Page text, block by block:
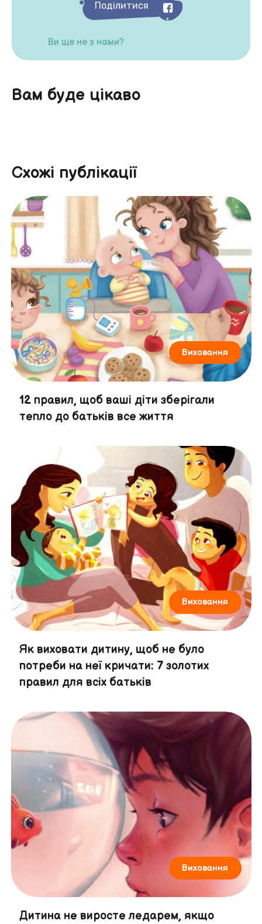
Поділитися
Ви ще не з нами?
Вам буде цікаво
Схожі публікації
Виховання
12 правил, щоб ваші діти зберігали
тепло до батьків все життя
Виховання
Як виховати дитину, щоб не було
потреби на неї кричати: 7 золотих
правил для всіх батьків
Виховання
Дитина не виросте ледарем, якщо